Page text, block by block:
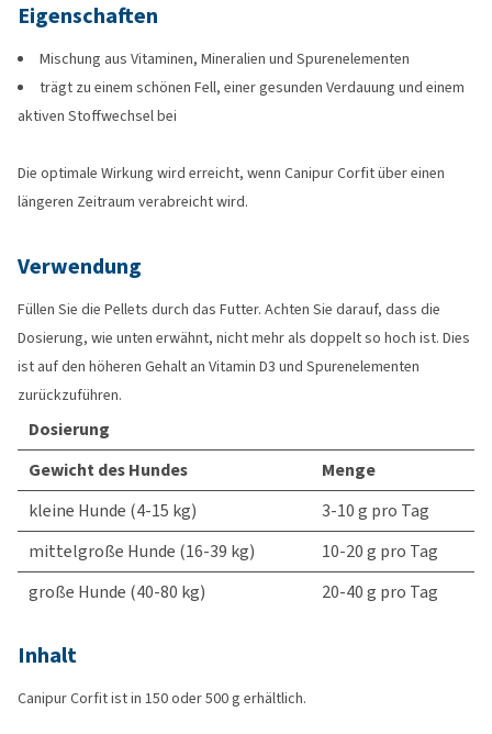
Eigenschaften
Mischung aus Vitaminen, Mineralien und Spurenelementen
trägt zu einem schönen Fell, einer gesunden Verdauung und einem
aktiven Stoffwechsel bei
Die optimale Wirkung wird erreicht, wenn Canipur Corfit über einen
längeren Zeitraum verabreicht wird.
Verwendung
Füllen Sie die Pellets durch das Futter. Achten Sie darauf, dass die
Dosierung, wie unten erwähnt, nicht mehr als doppelt so hoch ist. Dies
ist auf den höheren Gehalt an Vitamin D3 und Spurenelementen
zurückzuführen.
Dosierung
Gewicht des Hundes
Menge
kleine Hunde (4-15 kg)
3-10 g pro Tag
mittelgroße Hunde (16-39 kg)
10-20 g pro Tag
große Hunde (40-80 kg)
20-40 g pro Tag
Inhalt
Canipur Corfit ist in 150 oder 500 g erhältlich.